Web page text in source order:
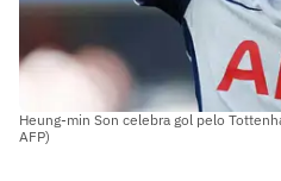
Heung-min Son celebra gol pelo
AFP)